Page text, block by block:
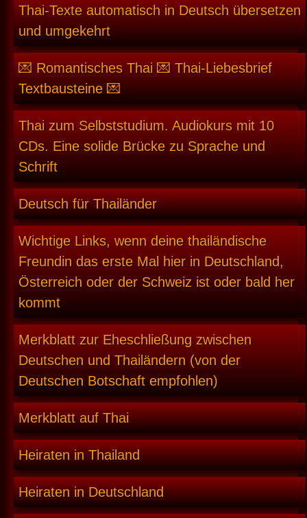
Thai-Texte automatisch in Deutsch übersetzen
und umgekehrt
💌 Romantisches Thai 💌 Thai-Liebesbrief
Textbausteine 💌
Thai zum Selbststudium. Audiokurs mit 10
CDs. Eine solide Brücke zu Sprache und
Schrift
Deutsch für Thailänder
Wichtige Links, wenn deine thailändische
Freundin das erste Mal hier in Deutschland,
Österreich oder der Schweiz ist oder bald her
kommt
Merkblatt zur Eheschließung zwischen
Deutschen und Thailändern (von der
Deutschen Botschaft empfohlen)
Merkblatt auf Thai
Heiraten in Thailand
Heiraten in Deutschland